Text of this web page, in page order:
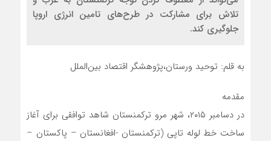
تلاش برای مشارکت در طرح‌های تامین انرژی اروپا
جلوگیری کند.
به قلم: توحید ورستان،پژوهشگر اقتصاد بین‌الملل
مقدمه
در دسامبر ۲۰۱۵، شهر مرو ترکمنستان شاهد توافقی برای آغاز
ساخت خط لوله تاپی (ترکمنستان -افغانستان – پاکستان –